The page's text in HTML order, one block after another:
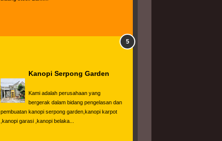
Kanopi Serpong Garden
Kami adalah perusahaan yang
bergerak dalam bidang pengelasan dan
pembuatan kanopi serpong garden,kanopi karpot
,kanopi garasi ,kanopi belaka...